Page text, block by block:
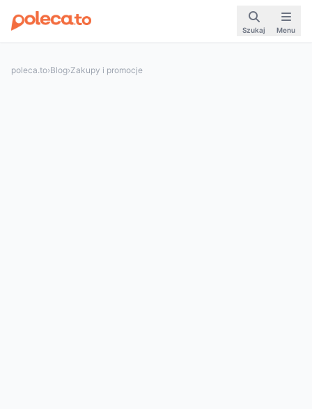
Szukaj Menu
poleca.to›Blog›Zakupy i promocje